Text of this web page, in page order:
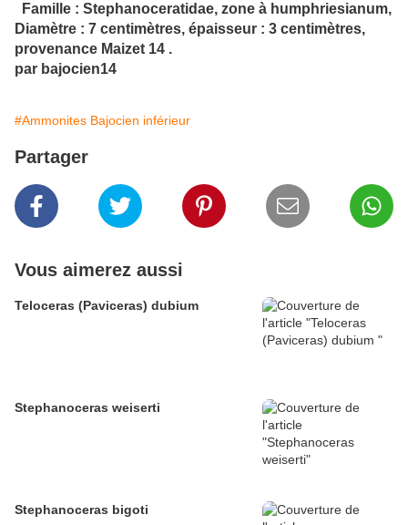
Famille : Stephanoceratidae, zone à humphriesianum,
Diamètre : 7 centimètres, épaisseur : 3 centimètres,
provenance Maizet 14 .
par bajocien14
#Ammonites Bajocien inférieur
Partager
Vous aimerez aussi
Teloceras (Paviceras) dubium
Stephanoceras weiserti
Stephanoceras bigoti